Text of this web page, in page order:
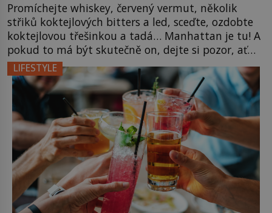
Promíchejte whiskey, červený vermut, několik
střiků koktejlových bitters a led, sceďte, ozdobte
koktejlovou třešinkou a tadá… Manhattan je tu! A
pokud to má být skutečně on, dejte si pozor, ať
místo klasické americké rye whiskey či klidně
bourbonu nepoužijete skotskou whisku. Co se
stane? Inu, koktejl bude stále skvělý, ale už to
nebude Manhattan ale […]
LIFESTYLE